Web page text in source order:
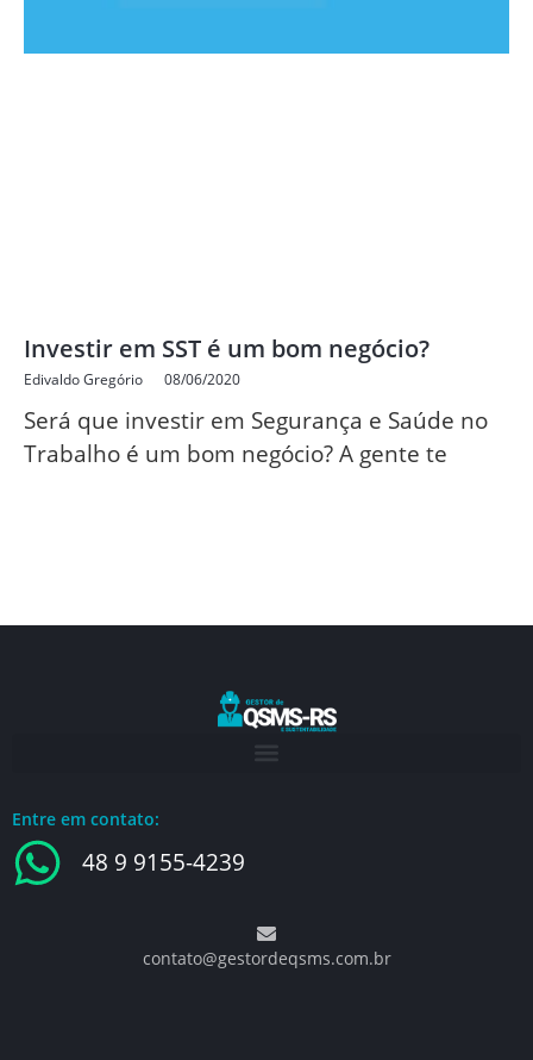
Investir em SST é um bom negócio?
Edivaldo Gregório 08/06/2020
Será que investir em Segurança e Saúde no
Trabalho é um bom negócio? A gente te
Entre em contato:
48 9 9155-4239
contato@gestordeqsms.com.br